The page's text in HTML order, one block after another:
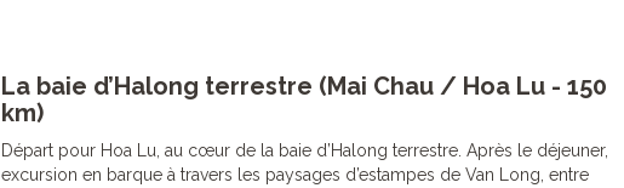
La baie d’Halong terrestre (Mai Chau / Hoa Lu - 150
km)
Départ pour Hoa Lu, au cœur de la baie d’Halong terrestre. Après le déjeuner,
excursion en barque à travers les paysages d’estampes de Van Long, entre